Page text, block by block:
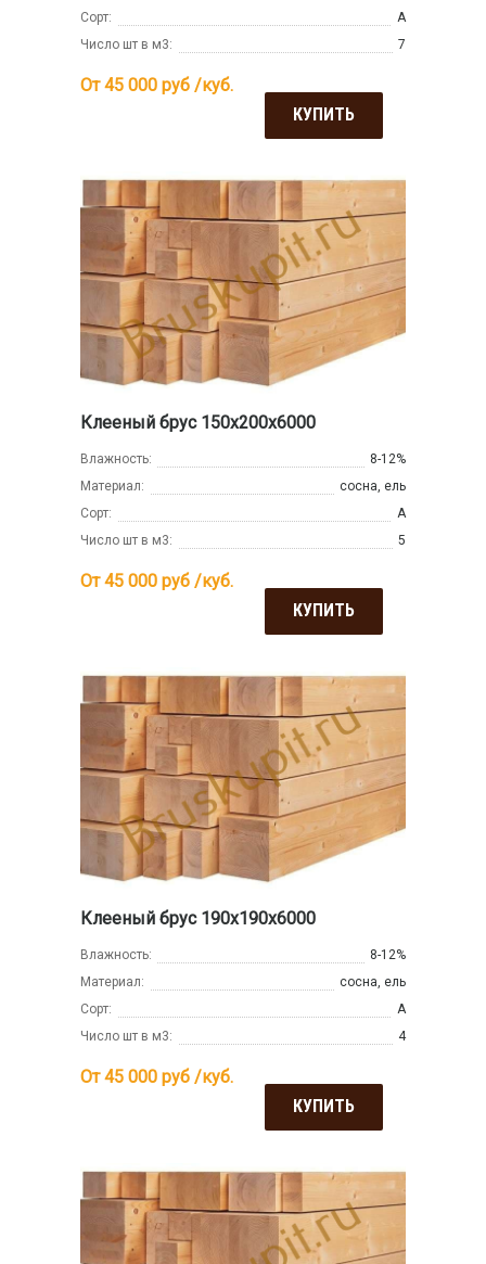
Сорт:
А
Число шт в м3:
7
От 45 000 руб /куб.
КУПИТЬ
Клееный брус 150х200х6000
Влажность:
8-12%
Материал:
сосна, ель
Сорт:
А
Число шт в м3:
5
От 45 000 руб /куб.
КУПИТЬ
Клееный брус 190х190х6000
Влажность:
8-12%
Материал:
сосна, ель
Сорт:
А
Число шт в м3:
4
От 45 000 руб /куб.
КУПИТЬ